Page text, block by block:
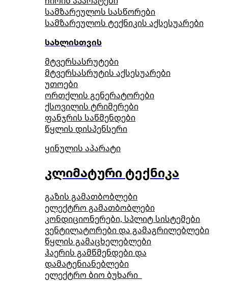
სამზარეულოს სასწორები
სამზარეულოს ტექნიკის აქსესუარები
სახლისთვის
მტვერსასრუტები
მტვერსასრუტის აქსესუარები
უთოები
ორთქლის გენერატორები
ქსოვილის ტრიმერები
ფანჯრის საწმენდები
წყლის დისპენსერი
ყინულის აპარატი
კლიმატური ტექნიკა
გაზის გამათბობლები
ელექტრო გამათბობლები
კონდიციონერები, სპლიტ სისტემები
ვენტილატორები და გამაგრილებლები
წყლის გამაცხელებლები
ჰაერის გამწმენდები და
დამატენიანებლები
ელექტრო ბიო ბუხარი